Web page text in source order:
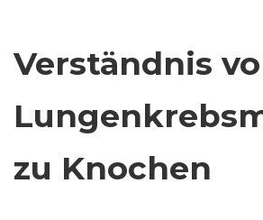
Verständnis
zu Knochen